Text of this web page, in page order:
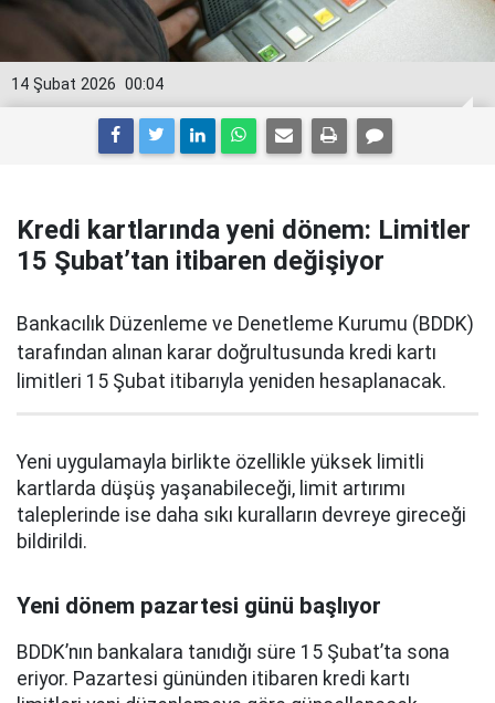
00:04
14 Şubat 2026
Kredi kartlarında yeni dönem: Limitler
15 Şubat’tan itibaren değişiyor
Bankacılık Düzenleme ve Denetleme Kurumu (BDDK)
tarafından alınan karar doğrultusunda kredi kartı
limitleri 15 Şubat itibarıyla yeniden hesaplanacak.
Yeni uygulamayla birlikte özellikle yüksek limitli
kartlarda düşüş yaşanabileceği, limit artırımı
taleplerinde ise daha sıkı kuralların devreye gireceği
bildirildi.
Yeni dönem pazartesi günü başlıyor
BDDK’nın bankalara tanıdığı süre 15 Şubat’ta sona
eriyor. Pazartesi gününden itibaren kredi kartı